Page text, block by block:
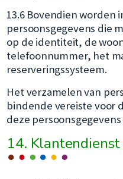
13.6 Bovendien worden
persoonsgegevens die
op de identiteit, de
telefoonnummer, het
reserveringssysteem.
Het verzamelen van
bindende vereiste voor
deze
14. Klantendienst